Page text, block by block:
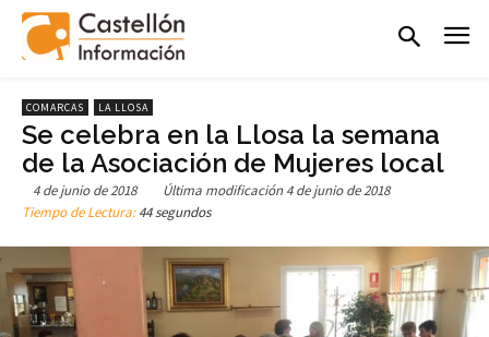
COMARCAS LA LLOSA
Se celebra en la Llosa la semana
de la Asociación de Mujeres local
4 de junio de 2018 Última modificación 4 de junio de 2018
Tiempo de Lectura:44 segundos